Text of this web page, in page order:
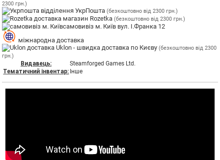
2300 грн.)
відділення УкрПошта(безкоштовно від 2300 грн.)
магазин Rozetka(безкоштовно від 2300 грн.)
самовивіз м. Київ вул. І.Франка 12
міжнародна доставка
Uklon - швидка доставка по Києву(безкоштовно від 2300
грн.)
Видавець:
Steamforged Games Ltd.
Тематичний інвентар: Інше